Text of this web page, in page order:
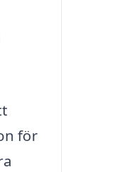
för